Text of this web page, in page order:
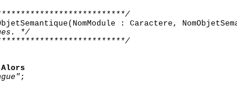
: Caractere,
*/
Alors
;